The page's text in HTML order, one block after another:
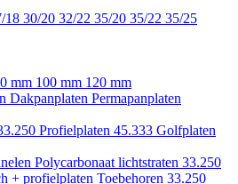
18 30/20 32/22 35/20 35/22 35/25
mm 100 mm 120 mm
Dakpanplaten Permapanplaten
Profielplaten 45.333 Golfplaten
Polycarbonaat lichtstraten 33.250
+ profielplaten Toebehoren 33.250